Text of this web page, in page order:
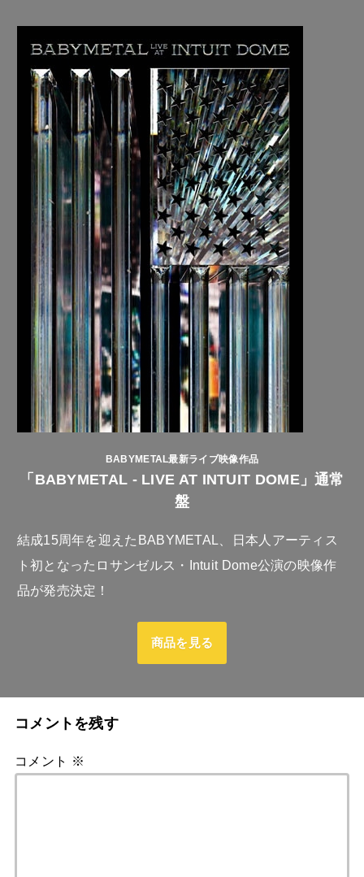
BABYMETAL最新ライブ映像作品
「BABYMETAL - LIVE AT INTUIT DOME」通常
盤
結成15周年を迎えたBABYMETAL、日本人アーティス
ト初となったロサンゼルス・Intuit Dome公演の映像作
品が発売決定！
商品を見る
コメントを残す
コメント ※